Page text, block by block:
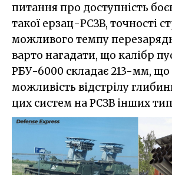
питання про доступність
такої ерзац-РСЗВ, точності
можливого темпу
варто нагадати, що калібр
РБУ-6000 складає 213-мм,
можливість відстрілу
цих систем на РСЗВ інших